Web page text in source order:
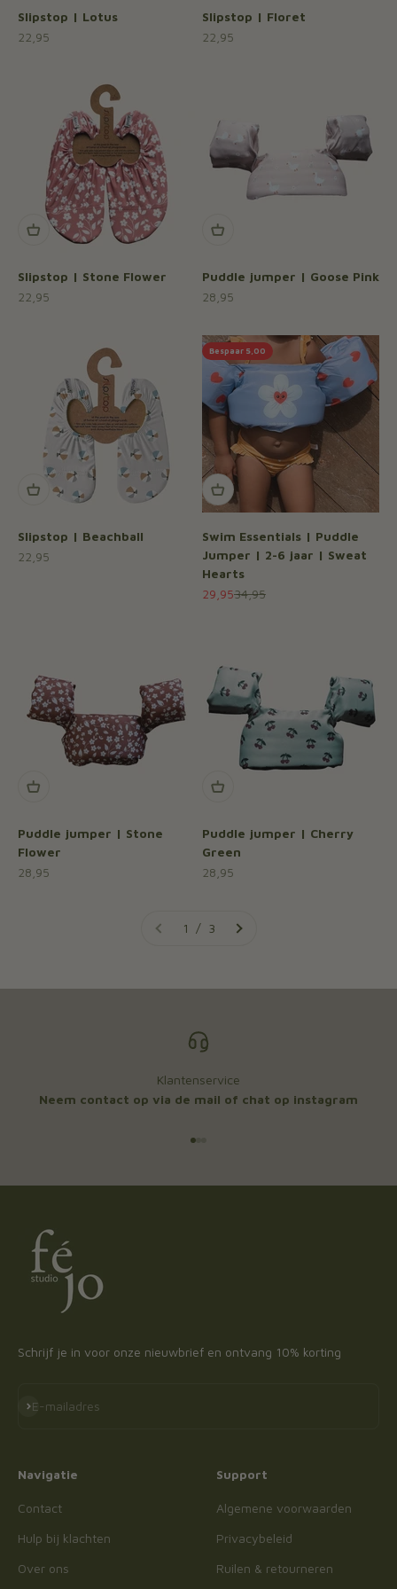
Slipstop | Lotus
Aanbiedingsprijs
22,95
Slipstop | Floret
Aanbiedingsprijs
22,95
Slipstop | Stone Flower
Aanbiedingsprijs
22,95
Puddle jumper | Goose Pink
Aanbiedingsprijs
28,95
Slipstop | Beachball
Aanbiedingsprijs
22,95
Bespaar 5,00
Swim Essentials | Puddle
Jumper | 2-6 jaar | Sweat
Hearts
Aanbiedingsprijs
29,95Normale prijs
34,95
Puddle jumper | Stone
Flower
Aanbiedingsprijs
28,95
Puddle jumper | Cherry
Green
Aanbiedingsprijs
28,95
1 / 3
Klantenservice
Neem contact op via de mail of chat op instagram
Schrijf je in voor onze nieuwbrief en ontvang 10% korting
E-mailadres
Abonneren
Navigatie
Contact
Hulp bij klachten
Over ons
Support
Algemene voorwaarden
Privacybeleid
Ruilen & retourneren